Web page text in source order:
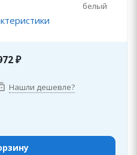
белый
₽
Нашли дешевле?